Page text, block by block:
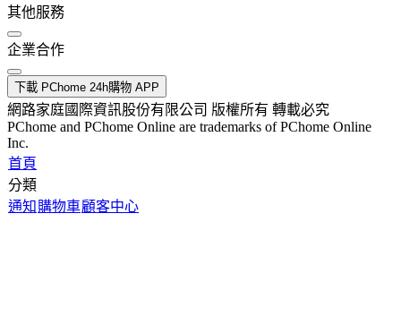
其他服務
企業合作
下載 PChome 24h購物 APP
網路家庭國際資訊股份有限公司 版權所有 轉載必究
PChome and PChome Online are trademarks of PChome Online
Inc.
首頁
分類
通知 購物車顧客中心